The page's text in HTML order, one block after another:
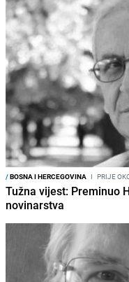
/BOSNA I HERCEGOVINA I PRIJE
Tužna vijest: Preminuo
novinarstva